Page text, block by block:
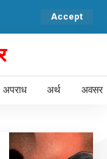
Accept
अपराध अर्थ अवसर